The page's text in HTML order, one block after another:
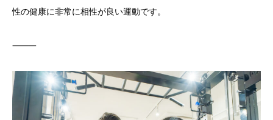
性の健康に非常に相性が良い運動です。
⸻